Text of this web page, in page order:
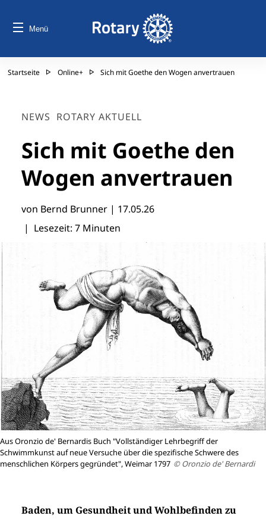
Menü
Startseite Online+ Sich mit Goethe den Wogen anvertrauen
NEWS ROTARY AKTUELL
Sich mit Goethe den
Wogen anvertrauen
von Bernd Brunner | 17.05.26
| Lesezeit: 7 Minuten
Aus Oronzio de' Bernardis Buch "Vollständiger Lehrbegriff der
Schwimmkunst auf neue Versuche über die spezifische Schwere des
menschlichen Körpers gegründet", Weimar 1797 © Oronzio de' Bernardi
Baden, um Gesundheit und Wohlbefinden zu